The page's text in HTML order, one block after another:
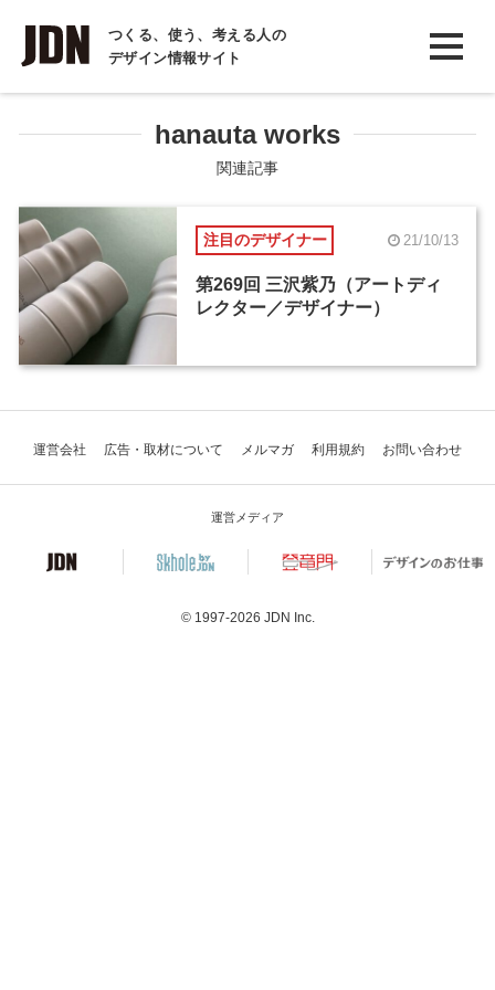
つくる、使う、考える人の
デザイン情報サイト
INTERVIEW
インタビュー
REPORT
COLUMN
コラム
hanauta works
関連記事
注目のデザイナー 21/10/13
第269回 三沢紫乃（アートディ
レクター／デザイナー）
運営会社 広告・取材について メルマガ 利用規約 お問い合わせ
運営メディア
© 1997-2026 JDN Inc.